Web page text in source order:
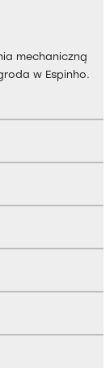
mechaniczną
w Espinho.